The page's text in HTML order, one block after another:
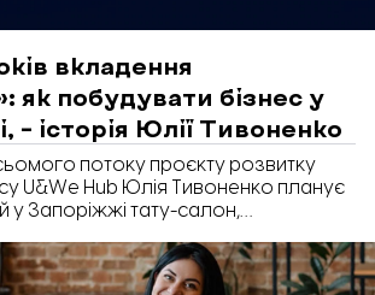
вкладення
як побудувати бізнес у
– історія Юлії Тивоненко
потоку проєкту розвитку
U&We Hub Юлія Тивоненко планує
у Запоріжжі тату-салон,
володіє двома студіями,
щось принципово нове. У